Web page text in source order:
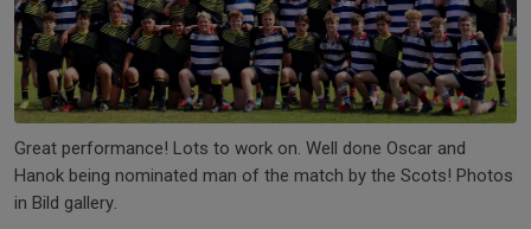
Great performance! Lots to work on. Well done Oscar and
Hanok being nominated man of the match by the Scots! Photos
in Bild gallery.